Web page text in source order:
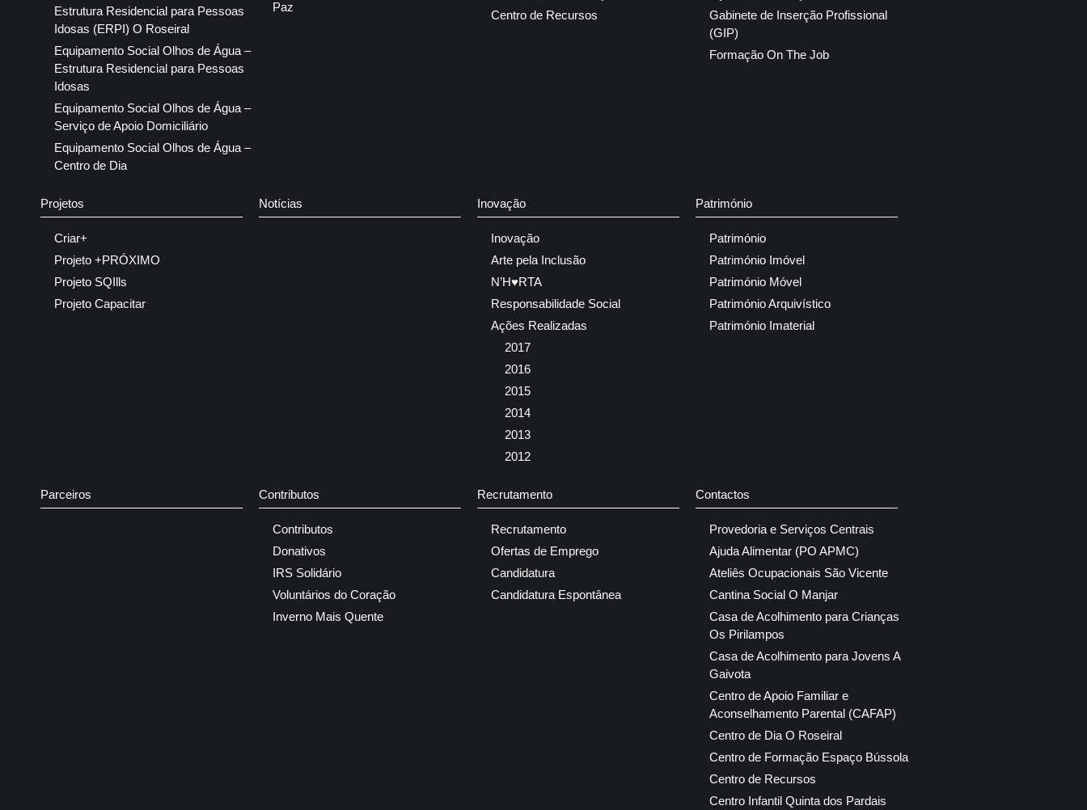
Estrutura Residencial para Pessoas
Idosas (ERPI) O Roseiral
Equipamento Social Olhos de Água –
Estrutura Residencial para Pessoas
Idosas
Equipamento Social Olhos de Água –
Serviço de Apoio Domiciliário
Equipamento Social Olhos de Água –
Centro de Dia
Paz
Centro de Recursos
Gabinete de Inserção Profissional
(GIP)
Formação On The Job
Projetos
Criar+
Projeto +PRÓXIMO
Projeto SQIlls
Projeto Capacitar
Notícias Inovação
Inovação
Arte pela Inclusão
N’H♥RTA
Responsabilidade Social
Ações Realizadas
2017
2016
2015
2014
2013
2012
Património
Património
Património Imóvel
Património Móvel
Património Arquivístico
Património Imaterial
Parceiros Contributos
Contributos
Donativos
IRS Solidário
Voluntários do Coração
Inverno Mais Quente
Recrutamento
Recrutamento
Ofertas de Emprego
Candidatura
Candidatura Espontânea
Contactos
Provedoria e Serviços Centrais
Ajuda Alimentar (PO APMC)
Ateliês Ocupacionais São Vicente
Cantina Social O Manjar
Casa de Acolhimento para Crianças
Os Pirilampos
Casa de Acolhimento para Jovens A
Gaivota
Centro de Apoio Familiar e
Aconselhamento Parental (CAFAP)
Centro de Dia O Roseiral
Centro de Formação Espaço Bússola
Centro de Recursos
Centro Infantil Quinta dos Pardais